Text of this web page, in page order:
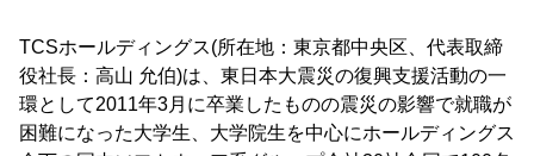
TCSホールディングス(所在地：東京都中央区、代表取締
役社長：高山 允伯)は、東日本大震災の復興支援活動の一
環として2011年3月に卒業したものの震災の影響で就職が
困難になった大学生、大学院生を中心にホールディングス